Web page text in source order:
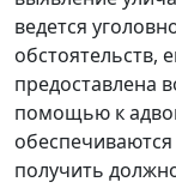
ведется
обстоятельств,
предоставлена
помощью к
получить